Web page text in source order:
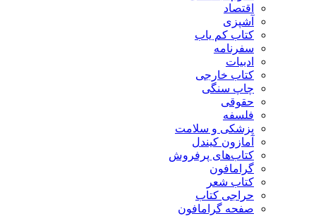
اقتصاد
آشپزی
کتاب کم یاب
سفرنامه
ادبیات
کتاب خارجی
چاپ سنگی
حقوقی
فلسفه
پزشکی و سلامت
آمازون کیندل
کتاب‌های پرفروش
گرامافون
کتاب شعر
حراجی کتاب
صفحه گرامافون